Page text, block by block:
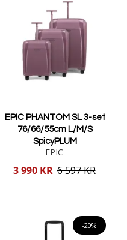
EPIC PHANTOM SL 3-set
76/66/55cm L/M/S
SpicyPLUM
EPIC
Reducerat
3 990 KR 6 597 KR
-20%